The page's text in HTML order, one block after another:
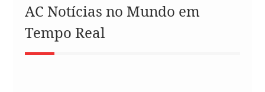
AC Notícias no Mundo em
Tempo Real